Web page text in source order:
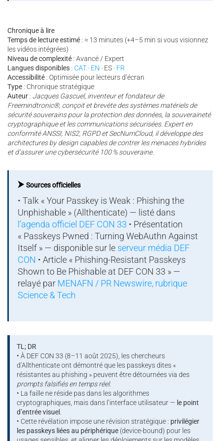
Chronique à lire
Temps de lecture estimé : ≈ 13 minutes (+4–5 min si vous visionnez
les vidéos intégrées)
Niveau de complexité : Avancé / Expert
Langues disponibles : CAT · EN · ES · FR
Accessibilité : Optimisée pour lecteurs d’écran
Type : Chronique stratégique
Auteur : Jacques Gascuel, inventeur et fondateur de
Freemindtronic®, conçoit et brevète des systèmes matériels de
sécurité souverains pour la protection des données, la souveraineté
cryptographique et les communications sécurisées. Expert en
conformité ANSSI, NIS2, RGPD et SecNumCloud, il développe des
architectures by design capables de contrer les menaces hybrides
et d’assurer une cybersécurité 100 % souveraine.
⮞ Sources officielles
• Talk « Your Passkey is Weak : Phishing the
Unphishable » (Allthenticate) — listé dans
l’agenda officiel DEF CON 33 • Présentation
« Passkeys Pwned : Turning WebAuthn Against
Itself » — disponible sur le serveur média DEF
CON • Article « Phishing-Resistant Passkeys
Shown to Be Phishable at DEF CON 33 » —
relayé par MENAFN / PR Newswire, rubrique
Science & Tech
TL; DR
• À DEF CON 33 (8–11 août 2025), les chercheurs
d’Allthenticate ont démontré que les passkeys dites «
résistantes au phishing » peuvent être détournées via des
prompts falsifiés en temps réel.
• La faille ne réside pas dans les algorithmes
cryptographiques, mais dans l’interface utilisateur — le point
d’entrée visuel
• Cette révélation impose une révision stratégique : privilégier
les passkeys liées au périphérique (device-bound) pour les